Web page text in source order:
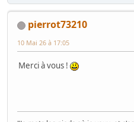
pierrot73210
10 Mai 26 à 17:05
Merci à vous !